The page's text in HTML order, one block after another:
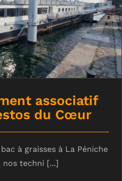
associatif auprès
du Cœur
associatif
du Cœur
à graisses à La Péniche
techni [...]